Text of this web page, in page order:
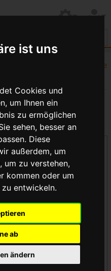
ist uns
Cookies und
um Ihnen ein
zu ermöglichen
sehen, besser an
Diese
außerdem, um
um zu verstehen,
kommen oder um
entwickeln.
ab
ändern
Hilfe